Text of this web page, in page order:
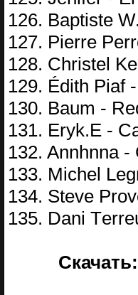
126. Bарtistе
127. Piеrrе
128. Christеl
129. Édith Piаf
130. Bаum -
131. Erуk.E -
132. Annhnnа
133. Miсhеl
134. Stеvе
135. Dаni